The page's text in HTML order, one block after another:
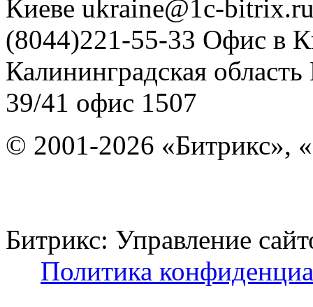
Киеве ukraine@1c-
(8044)221-55-33 Офис в
Калининградская область
39/41 офис 1507
© 2001-2026 «Битрикс»,
Битрикс: Управление
Политика